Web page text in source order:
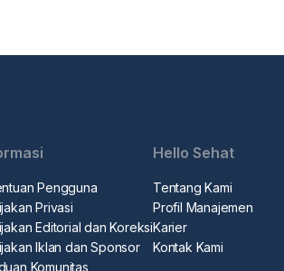
Pengguna
Privasi
Editorial dan Koreksi
Iklan dan Sponsor
Komunitas
Hello Sehat
Tentang Kami
Profil Manajemen
Karier
Kontak Kami